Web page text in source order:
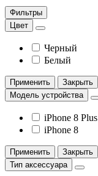
Фильтры
Цвет
Черный
Белый
Применить
Закрыть
Модель устройства
iPhone 8 Plus
iPhone 8
Применить
Закрыть
Тип аксессуара